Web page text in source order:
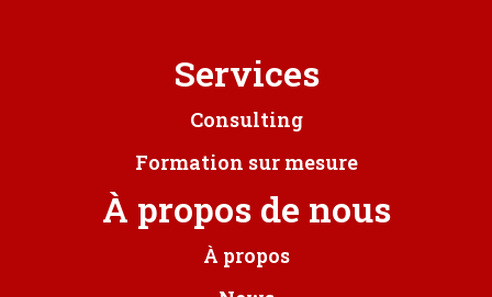
Services
Consulting
Formation sur mesure
À propos de nous
À propos